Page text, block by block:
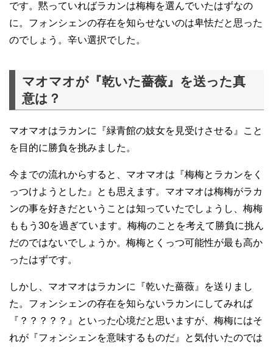
です。黙っていればラカンは梅梅を選んでいたはずなの
に。フォンシェンの存在を知らせないのは卑怯だと思った
のでしょう。辛い選択でした。
マオマオが『乾いた薔薇』を送った真
意は？
マオマオはラカンに『緑青館の妓女を見受けさせる』こと
を目的に勝負を挑みました。
今までの流れからすると、マオマオは『梅梅とラカンをく
っつけようとした』とも思えます。マオマオは梅梅がラカ
ンの事を好きだということは知っていたでしょうし、梅梅
ももう30を過ぎています。梅梅のことを考えて勝負に挑ん
だのではないでしょうか。梅梅とくっつ可能性が最も高か
ったはずです。
しかし、マオマオはラカンに『乾いた薔薇』を送りまし
た。フォンシェンの存在を知らないラカンにしてみれば
『？？？？？』といった心境だと思いますが、梅梅にはそ
れが『フォンシェンを意味するものだ』と気付いたのでは